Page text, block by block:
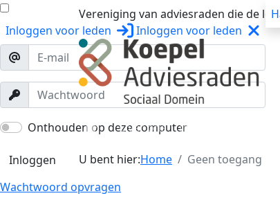
Inloggen voor leden Inloggen voor leden
Onthouden op deze computer
Inloggen
Wachtwoord opvragen
Vereniging van adviesraden die de
Over ons Trainingen
U bent hier:Home Geen toegang